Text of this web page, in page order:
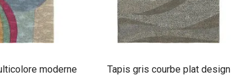
moderne
Tapis gris courbe plat design